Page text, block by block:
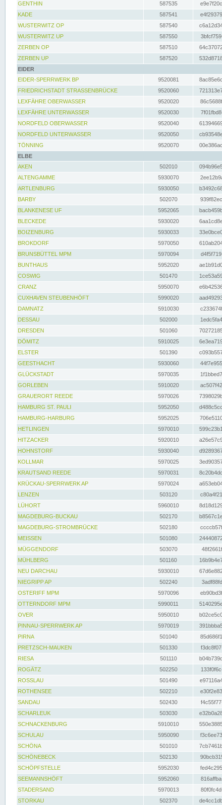
GENTHIN
587535
KADE
587541
WUSTERWITZ OP
587540
WUSTERWITZ UP
587550
ZERBEN OP
587510
ZERBEN UP
587520
EIDER
EIDER-SPERRWERK BP
9520081
FRIEDRICHSTADT STRASSENBRÜCKE
9520060
LEXFÄHRE OBERWASSER
9520020
LEXFÄHRE UNTERWASSER
9520030
NORDFELD OBERWASSER
9520040
NORDFELD UNTERWASSER
9520050
TÖNNING
9520070
ELBE
AKEN
502010
ALTENGAMME
5930070
ARTLENBURG
5930050
BARBY
502070
BLANKENESE UF
5952065
BLECKEDE
5930020
BOIZENBURG
5930033
BROKDORF
5970050
BRUNSBÜTTEL MPM
5970094
BUNTHAUS
5952020
COSWIG
501470
CRANZ
5950070
CUXHAVEN STEUBENHÖFT
5990020
DAMNATZ
5910030
DESSAU
502000
DRESDEN
501060
DÖMITZ
5910025
ELSTER
501390
GEESTHACHT
5930060
GLÜCKSTADT
5970035
GORLEBEN
5910020
GRAUERORT REEDE
5970026
HAMBURG ST. PAULI
5952050
HAMBURG-HARBURG
5952025
HETLINGEN
5970010
HITZACKER
5920010
HOHNSTORF
5930040
KOLLMAR
5970025
KRAUTSAND REEDE
5970031
KRÜCKAU-SPERRWERK AP
5970024
LENZEN
503120
LÜHORT
5960010
MAGDEBURG-BUCKAU
502170
MAGDEBURG-STROMBRÜCKE
502180
MEISSEN
501080
MÜGGENDORF
503070
MÜHLBERG
501160
NEU DARCHAU
5930010
NIEGRIPP AP
502240
OSTERIFF MPM
5970096
OTTERNDORF MPM
5990011
OVER
5950010
PINNAU-SPERRWERK AP
5970019
PIRNA
501040
PRETZSCH-MAUKEN
501330
RIESA
501110
ROGÄTZ
502250
ROSSLAU
501490
ROTHENSEE
502210
SANDAU
502430
SCHARLEUK
503030
SCHNACKENBURG
5910010
SCHULAU
5950090
SCHÖNA
501010
SCHÖNEBECK
502130
SCHÖPFSTELLE
5952030
SEEMANNSHÖFT
5952060
STADERSAND
5970013
STORKAU
502370